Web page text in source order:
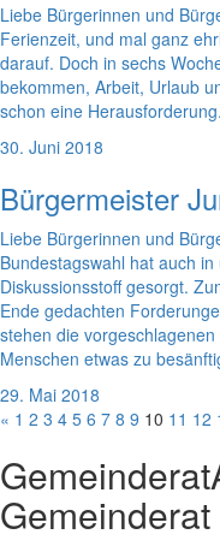
Liebe Bürgerinnen und
Ferienzeit, und mal ganz
darauf. Doch in sechs
bekommen, Arbeit, Urlaub
schon eine Herausforderung.
30. Juni 2018
Bürgermeister
Liebe Bürgerinnen und
Bundestagswahl hat auch
Diskussionsstoff gesorgt.
Ende gedachten
stehen die
Menschen etwas zu
29. Mai 2018
« 1 2 3 4 5 6 7 8 9 10 11 12
Gemeinderat
Gemeinderat